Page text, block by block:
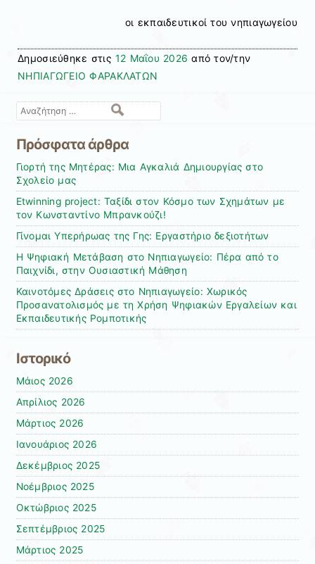
οι εκπαιδευτικοί του νηπιαγωγείου
Δημοσιεύθηκε στις 12 Μαΐου 2026 από τον/την
ΝΗΠΙΑΓΩΓΕΙΟ ΦΑΡΑΚΛΑΤΩΝ
Αναζήτηση
Πρόσφατα άρθρα
Γιορτή της Μητέρας: Μια Αγκαλιά Δημιουργίας στο
Σχολείο μας
Etwinning project: Ταξίδι στον Κόσμο των Σχημάτων με
τον Κωνσταντίνο Μπρανκούζι!
Γίνομαι Υπερήρωας της Γης: Εργαστήριο δεξιοτήτων
Η Ψηφιακή Μετάβαση στο Νηπιαγωγείο: Πέρα από το
Παιχνίδι, στην Ουσιαστική Μάθηση
Καινοτόμες Δράσεις στο Νηπιαγωγείο: Χωρικός
Προσανατολισμός με τη Χρήση Ψηφιακών Εργαλείων και
Εκπαιδευτικής Ρομποτικής
Ιστορικό
Μάιος 2026
Απρίλιος 2026
Μάρτιος 2026
Ιανουάριος 2026
Δεκέμβριος 2025
Νοέμβριος 2025
Οκτώβριος 2025
Σεπτέμβριος 2025
Μάρτιος 2025